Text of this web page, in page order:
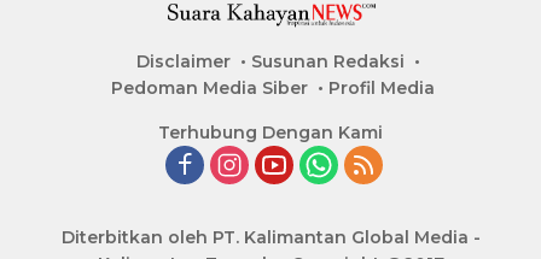
Disclaimer
Susunan Redaksi
Pedoman Media Siber
Profil Media
Terhubung Dengan Kami
Diterbitkan oleh PT. Kalimantan Global Media -